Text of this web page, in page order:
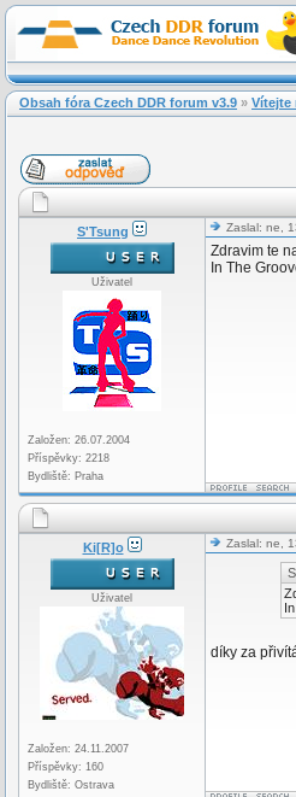
Obsah fóra Czech DDR forum v3.9 » Vítejte
S'Tsung
Uživatel
Založen: 26.07.2004
Příspěvky: 2218
Bydliště: Praha
Zaslal: ne,
Zdravim te
In The
Ki[R]o
Uživatel
Založen: 24.11.2007
Příspěvky: 160
Bydliště: Ostrava
Zaslal: ne,
díky za